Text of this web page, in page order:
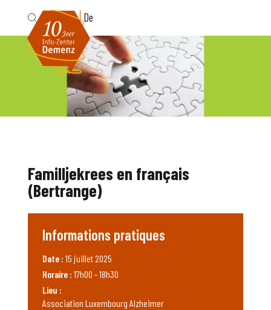
Fr De
Familljekrees en français
(Bertrange)
Informations pratiques
Date : 15 juillet 2025
Horaire : 17h00 - 18h30
Lieu :
Association Luxembourg Alzheimer